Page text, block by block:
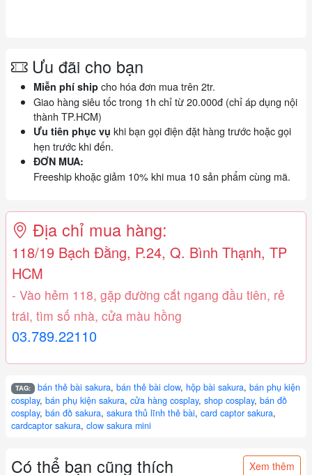
Ưu đãi cho bạn
Miễn phí ship cho hóa đơn mua trên 2tr.
Giao hàng siêu tốc trong 1h chỉ từ 20.000đ (chỉ áp dụng nội
thành TP.HCM)
Ưu tiên phục vụ khi bạn gọi điện đặt hàng trước hoặc gọi
hẹn trước khi đến.
ĐƠN MUA:
Freeship khoặc giảm 10% khi mua 10 sản phẩm cùng mã.
Địa chỉ mua hàng:
118/19 Bạch Đằng, P.24, Q. Bình Thạnh, TP
HCM
- Vào hẻm 118, gặp đường cắt ngang đầu tiên, rẻ
trái, tìm số nhà, cửa màu hồng
03.789.22110
TAG: bán thẻ bài sakura,bán thẻ bài clow,hộp bài sakura,bán phụ kiện
cosplay, bán phụ kiện sakura, cửa hàng cosplay, shop cosplay, bán đồ
cosplay, bán đồ sakura, sakura thủ lĩnh thẻ bài, card captor sakura,
cardcaptor sakura, clow sakura mini
Có thể bạn cũng thích Xem thêm